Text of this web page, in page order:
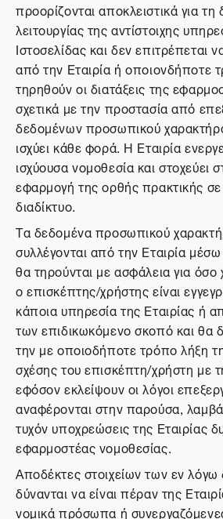
προορίζονται αποκλειστικά για
λειτουργίας της αντίστοιχης
Ιστοσελίδας και δεν επιτρέπεται
από την Εταιρία ή οποιονδήποτε
τηρηθούν οι διατάξεις της
σχετικά με την προστασία από
δεδομένων προσωπικού
ισχύει κάθε φορά. Η Εταιρία
ισχύουσα νομοθεσία και στοχεύει
εφαρμογή της ορθής πρακτικής
διαδίκτυο.
Τα δεδομένα προσωπικού
συλλέγονται από την Εταιρία
θα τηρούνται με ασφάλεια για όσο
ο επισκέπτης/χρήστης είναι
κάποια υπηρεσία της Εταιρίας ή
των επιδικωκόμενο σκοπό και θα
την με οποιοδήποτε τρόπο λήξη
σχέσης του επισκέπτη/χρήστη με
εφόσον εκλείψουν οι λόγοι
αναφέρονται στην παρούσα,
τυχόν υποχρεώσεις της Εταιρίας
εφαρμοστέας νομοθεσίας.
Αποδέκτες στοιχείων των εν
δύνανται να είναι πέραν της
νομικά πρόσωπα ή